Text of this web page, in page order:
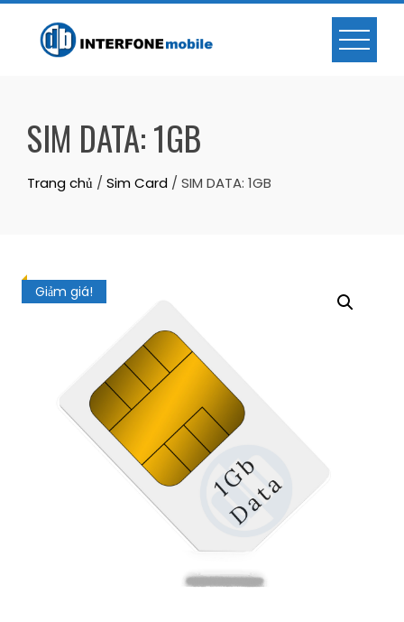
SIM DATA: 1GB
Trang chủ / Sim Card / SIM DATA: 1GB
Giảm giá!